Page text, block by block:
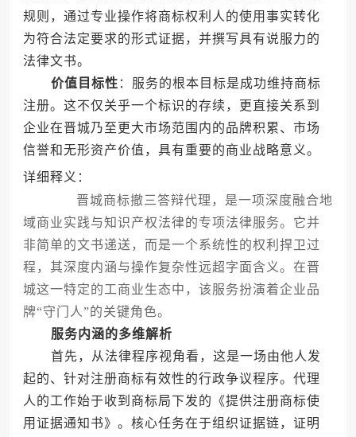
规则，通过专业操作将商标权利人的使用事实转化
为符合法定要求的形式证据，并撰写具有说服力的
法律文书。
价值目标性 ：服务的根本目标是成功维持商标
注册。这不仅关乎一个标识的存续，更直接关系到
企业在晋城乃至更大市场范围内的品牌积累、市场
信誉和无形资产价值，具有重要的商业战略意义。
详细释义：
晋城商标撤三答辩代理，是一项深度融合地
域商业实践与知识产权法律的专项法律服务。它并
非简单的文书递送，而是一个系统性的权利捍卫过
程，其深度内涵与操作复杂性远超字面含义。在晋
城这一特定的工商业生态中，该服务扮演着企业品
牌“守门人”的关键角色。
服务内涵的多维解析
首先，从法律程序视角看，这是一场由他人发
起的、针对注册商标有效性的行政争议程序。代理
人的工作始于收到商标局下发的《提供注册商标使
用证据通知书》。核心任务在于组织证据链，证明